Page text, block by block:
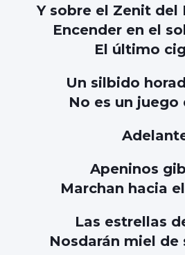
Y sobre el Zenit del
Encender en el
El último
Un silbido
No es un juego
Apeninos
Marchan hacia
Las estrellas
Nosdarán miel de